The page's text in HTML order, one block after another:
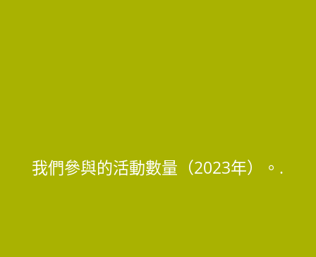
我們參與的活動數量（2023年）。.